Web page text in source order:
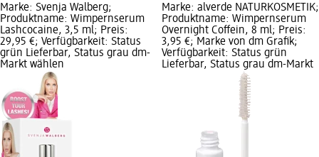
Marke: Svenja Walberg;
Produktname: Wimpernserum
Lashcocaine, 3,5 ml; Preis:
29,95 €; Verfügbarkeit: Status
grün Lieferbar, Status grau dm-
Markt wählen
Marke: alverde NATURKOSMETIK;
Produktname: Wimpernserum
Overnight Coffein, 8 ml; Preis:
3,95 €; Marke von dm Grafik;
Verfügbarkeit: Status grün
Lieferbar, Status grau dm-Markt